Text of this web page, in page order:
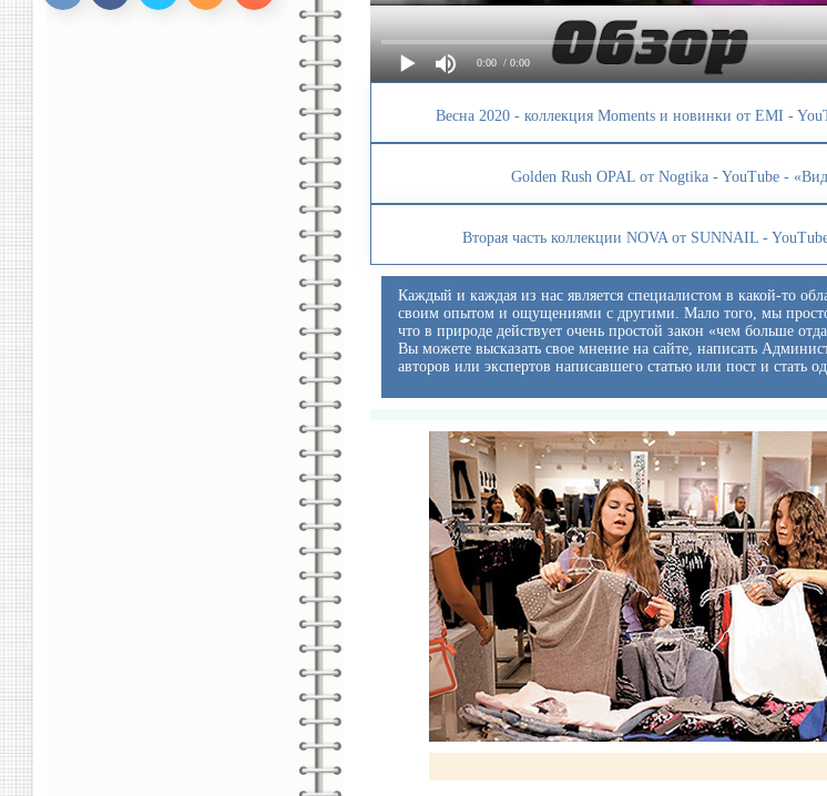
0:00 / 0:00
Весна 2020 - коллекция Moments и новинки от EMI -
Golden Rush OPAL от Nogtika - YouTube -
Вторая часть коллекции NOVA от SUNNAIL -
Каждый и каждая из нас является специалистом в какой-то
своим опытом и ощущениями с другими. Мало того, мы просто
что в природе действует очень простой закон «чем больше
Вы можете высказать свое мнение на сайте, написать
авторов или экспертов написавшего статью или пост и стать